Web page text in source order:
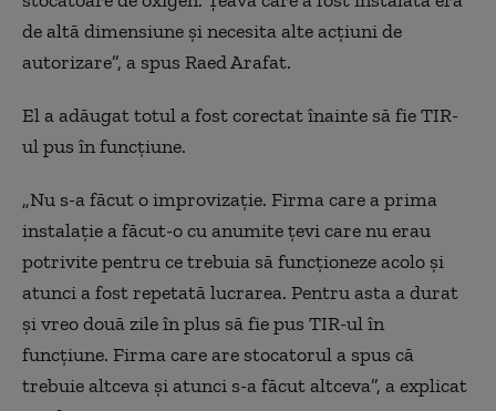
de altă dimensiune și necesita alte acțiuni de
autorizare”, a spus Raed Arafat.
El a adăugat totul a fost corectat înainte să fie TIR-
ul pus în funcțiune.
„Nu s-a făcut o improvizație. Firma care a prima
instalație a făcut-o cu anumite țevi care nu erau
potrivite pentru ce trebuia să funcționeze acolo și
atunci a fost repetată lucrarea. Pentru asta a durat
și vreo două zile în plus să fie pus TIR-ul în
funcțiune. Firma care are stocatorul a spus că
trebuie altceva și atunci s-a făcut altceva”, a explicat